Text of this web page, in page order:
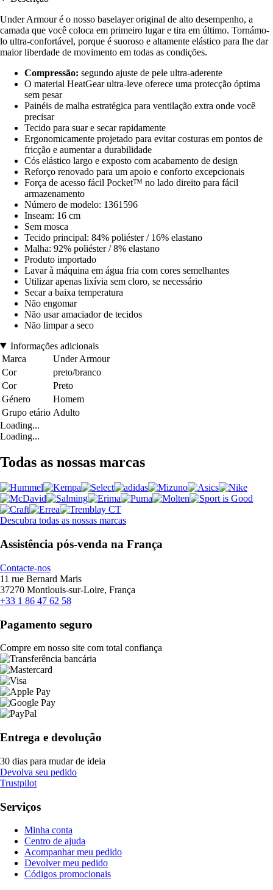
Under Armour é o nosso baselayer original de alto desempenho, a
camada que você coloca em primeiro lugar e tira em último. Tornámo-
lo ultra-confortável, porque é suoroso e altamente elástico para lhe dar
maior liberdade de movimento em todas as condições.
Compressão: segundo ajuste de pele ultra-aderente
O material HeatGear ultra-leve oferece uma protecção óptima
sem pesar
Painéis de malha estratégica para ventilação extra onde você
precisar
Tecido para suar e secar rapidamente
Ergonomicamente projetado para evitar costuras em pontos de
fricção e aumentar a durabilidade
Cós elástico largo e exposto com acabamento de design
Reforço renovado para um apoio e conforto excepcionais
Força de acesso fácil Pocket™ no lado direito para fácil
armazenamento
Número de modelo: 1361596
Inseam: 16 cm
Sem mosca
Tecido principal: 84% poliéster / 16% elastano
Malha: 92% poliéster / 8% elastano
Produto importado
Lavar à máquina em água fria com cores semelhantes
Utilizar apenas lixívia sem cloro, se necessário
Secar a baixa temperatura
Não engomar
Não usar amaciador de tecidos
Não limpar a seco
Informações adicionais
Marca
Under Armour
Cor
preto/branco
Cor
Preto
Género
Homem
Grupo etário Adulto
Loading...
Loading...
Todas as nossas marcas
Descubra todas as nossas marcas
Assistência pós-venda na França
Contacte-nos
11 rue Bernard Maris
37270 Montlouis-sur-Loire, França
+33 1 86 47 62 58
Pagamento seguro
Compre em nosso site com total confiança
Entrega e devolução
30 dias para mudar de ideia
Devolva seu pedido
Trustpilot
Serviços
Minha conta
Centro de ajuda
Acompanhar meu pedido
Devolver meu pedido
Códigos promocionais